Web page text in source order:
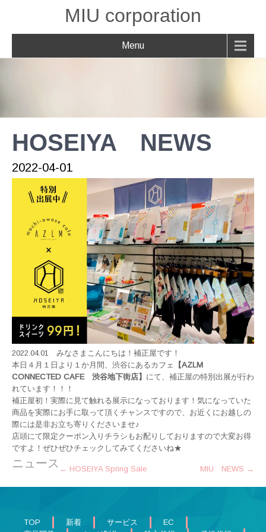
MIU corporation
Menu
HOSEIYA NEWS
2022-04-01
2022.04.01 みなさまこんにちは！補正屋です！
本日４月１日より１か月間、渋谷にあるカフェ
【AZLM
CONNECTED CAFE 渋谷地下街店】 にて、補正屋の特別出展が行わ
れています！！！
補正屋初！実際に見て触れる展示になっております！気になっていた
商品を実際にお手に取って頂くチャンスですので、お近くにお越しの
際には是非お立ち寄りくださいませ♪
店頭にて限定クーポン入りチラシもお配りしておりますので大変お得
ですよ！ぜひぜひチェックしてみてくださいね★
ニュース
Post
navigation
← HOSEIYA Spring Sale MIU NEWS →
TOP 新着 サービス
EC